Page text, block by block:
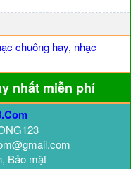
chuông hay, nhạc
nhất miễn phí
Bảo mật